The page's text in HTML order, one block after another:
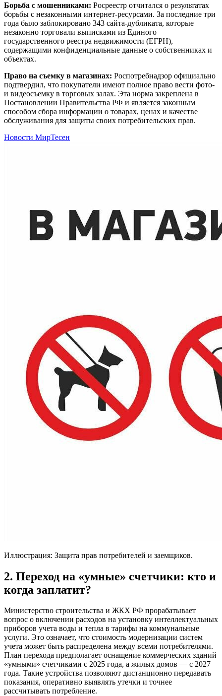
Борьба с мошенниками: Росреестр отчитался о результатах
борьбы с незаконными интернет-ресурсами. За последние три
года было заблокировано 343 сайта-дубликата, которые
незаконно торговали выписками из Единого
государственного реестра недвижимости (ЕГРН),
содержащими конфиденциальные данные о собственниках и
объектах.
Право на съемку в магазинах: Роспотребнадзор официально
подтвердил, что покупатели имеют полное право вести фото-
и видеосъемку в торговых залах. Эта норма закреплена в
Постановлении Правительства РФ и является законным
способом сбора информации о товарах, ценах и качестве
обслуживания для защиты своих потребительских прав.
Новости МирТесен
Иллюстрация: Защита прав потребителей и заемщиков.
2. Переход на «умные» счетчики: кто и
когда заплатит?
Министерство строительства и ЖКХ РФ прорабатывает
вопрос о включении расходов на установку интеллектуальных
приборов учета воды и тепла в тарифы на коммунальные
услуги. Это означает, что стоимость модернизации систем
учета может быть распределена между всеми потребителями.
План перехода предполагает оснащение коммерческих зданий
«умными» счетчиками с 2025 года, а жилых домов — с 2027
года. Такие устройства позволяют дистанционно передавать
показания, оперативно выявлять утечки и точнее
рассчитывать потребление.